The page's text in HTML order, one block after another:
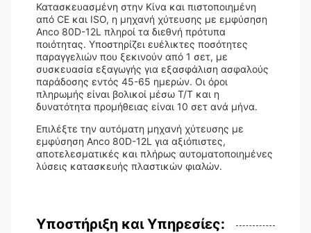
Κατασκευασμένη στην Κίνα και πιστοποιημένη
από CE και ISO, η μηχανή χύτευσης με εμφύσηση
Anco 80D-12L πληροί τα διεθνή πρότυπα
ποιότητας. Υποστηρίζει ευέλικτες ποσότητες
παραγγελιών που ξεκινούν από 1 σετ, με
συσκευασία εξαγωγής για εξασφάλιση ασφαλούς
παράδοσης εντός 45-65 ημερών. Οι όροι
πληρωμής είναι βολικοί μέσω T/T και η
δυνατότητα προμήθειας είναι 10 σετ ανά μήνα.
Επιλέξτε την αυτόματη μηχανή χύτευσης με
εμφύσηση Anco 80D-12L για αξιόπιστες,
αποτελεσματικές και πλήρως αυτοματοποιημένες
λύσεις κατασκευής πλαστικών φιαλών.
Υποστήριξη και Υπηρεσίες: